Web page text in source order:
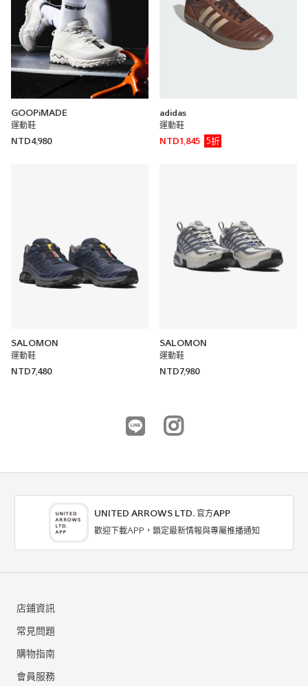
GOOPiMADE
運動鞋
NTD4,980
adidas
運動鞋
NTD1,845
5折
SALOMON
運動鞋
NTD7,480
SALOMON
運動鞋
NTD7,980
UNITED ARROWS LTD. 官方APP
歡迎下載APP，鎖定最新情報與專屬推播通知
店鋪資訊
常見問題
購物指南
會員服務